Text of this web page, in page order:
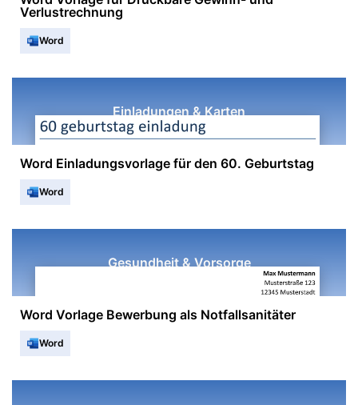
Verlustrechnung
Word
Einladungen & Karten
Word Einladungsvorlage für den 60. Geburtstag
Word
Gesundheit & Vorsorge
Word Vorlage Bewerbung als Notfallsanitäter
Word